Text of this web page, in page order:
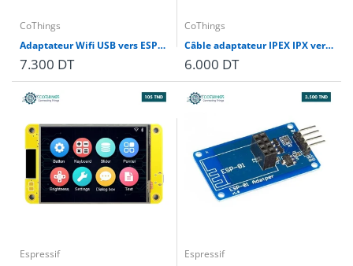
CoThings
Adaptateur Wifi USB vers ESP8266
7.300 DT
CoThings
Câble adaptateur IPEX IPX vers SMA 5 cm
6.000 DT
Espressif
Espressif